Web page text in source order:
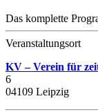
Das komplette
Veranstaltungsort
KV – Verein für
6
04109 Leipzig